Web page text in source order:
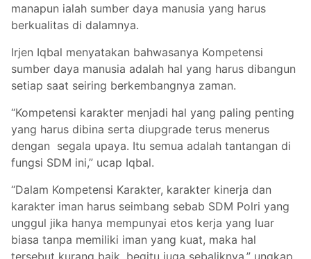
manapun ialah sumber daya manusia yang harus
berkualitas di dalamnya.
Irjen Iqbal menyatakan bahwasanya Kompetensi
sumber daya manusia adalah hal yang harus dibangun
setiap saat seiring berkembangnya zaman.
“Kompetensi karakter menjadi hal yang paling penting
yang harus dibina serta diupgrade terus menerus
dengan segala upaya. Itu semua adalah tantangan di
fungsi SDM ini,” ucap Iqbal.
“Dalam Kompetensi Karakter, karakter kinerja dan
karakter iman harus seimbang sebab SDM Polri yang
unggul jika hanya mempunyai etos kerja yang luar
biasa tanpa memiliki iman yang kuat, maka hal